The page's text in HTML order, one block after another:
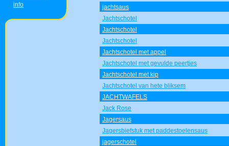
info
jachtsaus
Jachtschotel
Jachtschotel
Jachtschotel
Jachtschotel met appel
Jachtschotel met gevulde peertjes
Jachtschotel met kip
Jachtschotel van hete bliksem
JACHTWAFELS
Jack Rose
Jagersaus
Jagersbiefstuk met paddestoelensaus
jagerschotel